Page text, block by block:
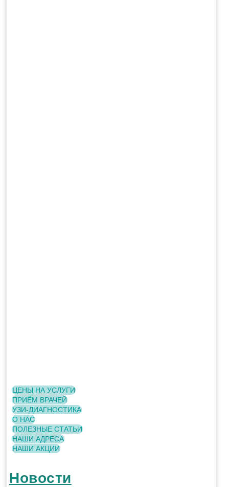
ЦЕНЫ НА УСЛУГИ
ПРИЁМ ВРАЧЕЙ
УЗИ-ДИАГНОСТИКА
О НАС
ПОЛЕЗНЫЕ СТАТЬИ
НАШИ АДРЕСА
НАШИ АКЦИИ
Новости